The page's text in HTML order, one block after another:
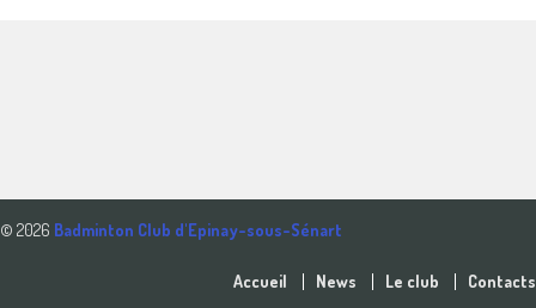
© 2026 Badminton Club d'Epinay-sous-Sénart
Accueil News Le club Contacts